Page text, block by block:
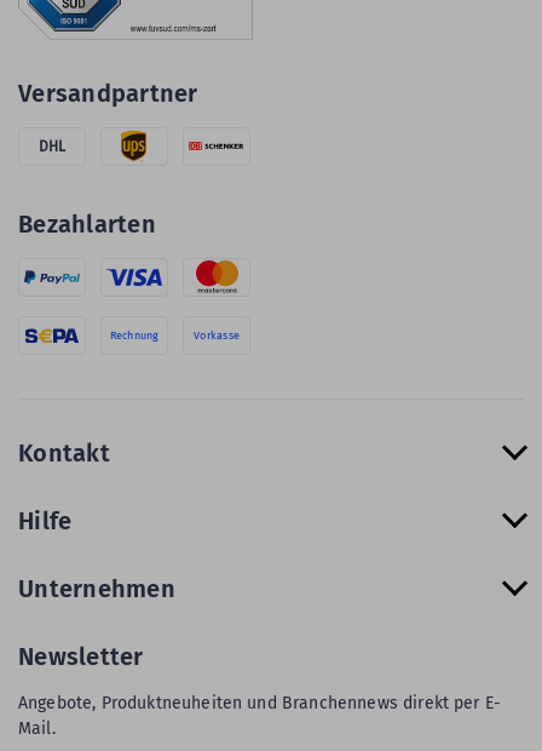
Versandpartner
DHL
Bezahlarten
Rechnung Vorkasse
Kontakt
Hilfe
Unternehmen
Newsletter
Angebote, Produktneuheiten und Branchennews direkt per E-
Mail.